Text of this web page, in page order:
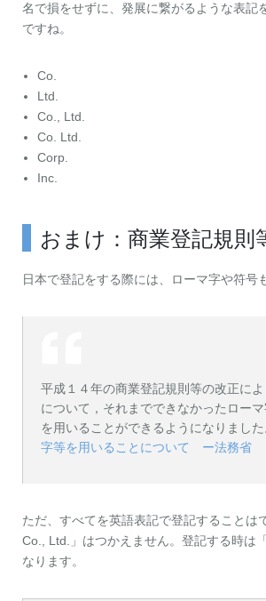
名で損をせずに、発展に繋がるような表記
ですね。
Co.
Ltd.
Co., Ltd.
Co. Ltd.
Corp.
Inc.
おまけ：商業登記規則
日本で登記をする際には、ローマ字や符号
平成１４年の商業登記規則等の改正に
について，それまでできなかったロー
を用いることができるようになりました
字等を用いることについて ー法務省
ただ、すべてを英語表記で登記することは
Co., Ltd.」はつかえません。登記する時は
なります。